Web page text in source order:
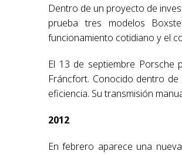
Dentro de un proyecto de
prueba tres modelos
funcionamiento cotidiano y el
El 13 de septiembre Porsche
Fráncfort. Conocido dentro
eficiencia. Su transmisión
2012
En febrero aparece una